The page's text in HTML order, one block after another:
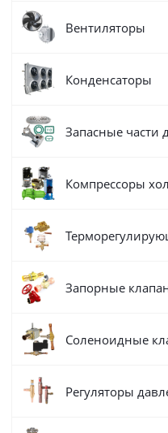
Вентиляторы
Конденсаторы
Запасные части
Компрессоры
Запорные
Соленоидные
Регуляторы